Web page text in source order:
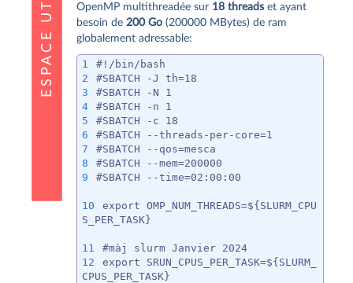
OpenMP multithreadée sur 18 threads et ayant
besoin de200 Go (200000 MBytes) de ram
globalement adressable:
#!/bin/bash
#SBATCH -J th=18
#SBATCH -N 1
#SBATCH -n 1
#SBATCH -c 18
#SBATCH --threads-per-core=1
#SBATCH --qos=mesca
#SBATCH --mem=200000
#SBATCH --time=02:00:00
export OMP_NUM_THREADS=${SLURM_CPU
S_PER_TASK}
#màj slurm Janvier 2024
export SRUN_CPUS_PER_TASK=${SLURM_
CPUS_PER_TASK}